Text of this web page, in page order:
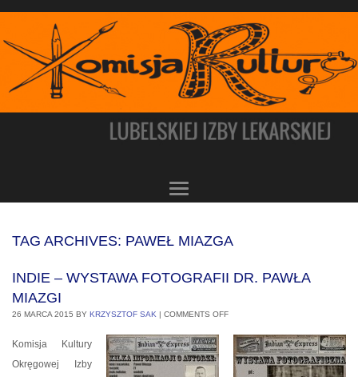
TAG ARCHIVES: PAWEŁ MIAZGA
INDIE – WYSTAWA FOTOGRAFII DR. PAWŁA
MIAZGI
26 MARCA 2015 BY KRZYSZTOF SAK | COMMENTS OFF
Komisja Kultury
Okręgowej Izby